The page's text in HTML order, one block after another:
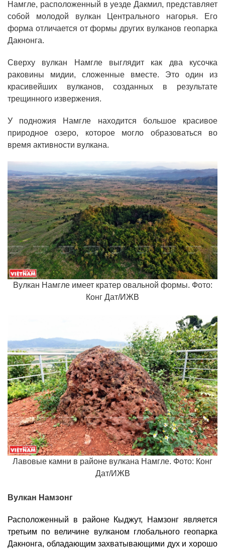
Намгле, расположенный в уезде Дакмил, представляет
собой молодой вулкан Центрального нагорья. Его
форма отличается от формы других вулканов геопарка
Дакнонга.
Сверху вулкан Намгле выглядит как два кусочка
раковины мидии, сложенные вместе. Это один из
красивейших вулканов, созданных в результате
трещинного извержения.
У подножия Намгле находится большое красивое
природное озеро, которое могло образоваться во
время активности вулкана.
Вулкан Намгле имеет кратер овальной формы. Фото:
Конг Дат/ИЖВ
Лавовые камни в районе вулкана Намгле. Фото: Конг
Дат/ИЖВ
Вулкан Намзонг
Расположенный в районе Кыджут, Намзонг является
третьим по величине вулканом глобального геопарка
Дакнонга, обладающим захватывающими дух и хорошо